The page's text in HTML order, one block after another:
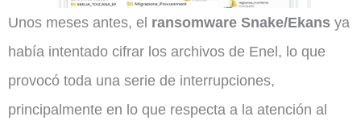
Unos meses antes, el ransomware Snake/Ekans ya
había intentado cifrar los archivos de Enel, lo que
provocó toda una serie de interrupciones,
principalmente en lo que respecta a la atención al